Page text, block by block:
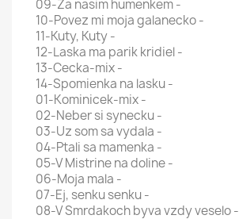
09-Za nasim humenkem -
10-Povez mi moja galanecko -
11-Kuty, Kuty -
12-Laska ma parik kridiel -
13-Cecka-mix -
14-Spomienka na lasku -
01-Kominicek-mix -
02-Neber si synecku -
03-Uz som sa vydala -
04-Ptali sa mamenka -
05-V Mistrine na doline -
06-Moja mala -
07-Ej, senku senku -
08-V Smrdakoch byva vzdy veselo -